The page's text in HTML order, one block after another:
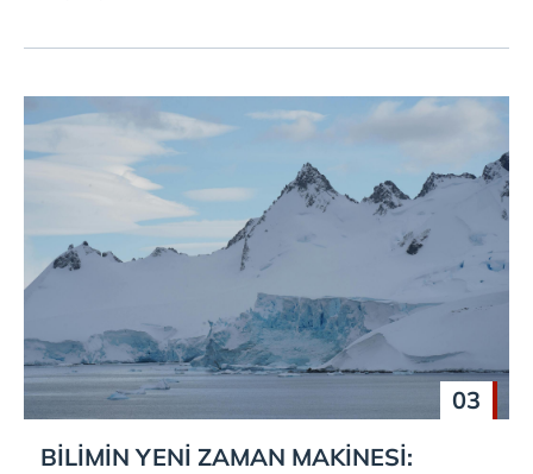
03
BİLİMİN YENİ ZAMAN MAKİNESİ: